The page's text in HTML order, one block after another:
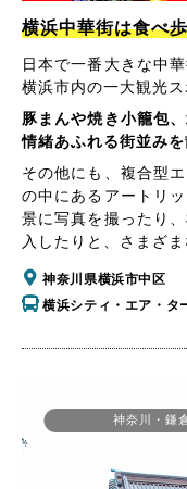
横浜中華街は食べ
日本で一番大きな中
横浜市内の一大観光ス
豚まんや焼き小籠包
情緒あふれる街並み
その他にも、複合型
の中にあるアートリ
景に写真を撮ったり
入したりと、さまざ
神奈川県横浜市中区
横浜シティ・エア・タ
神奈川・鎌